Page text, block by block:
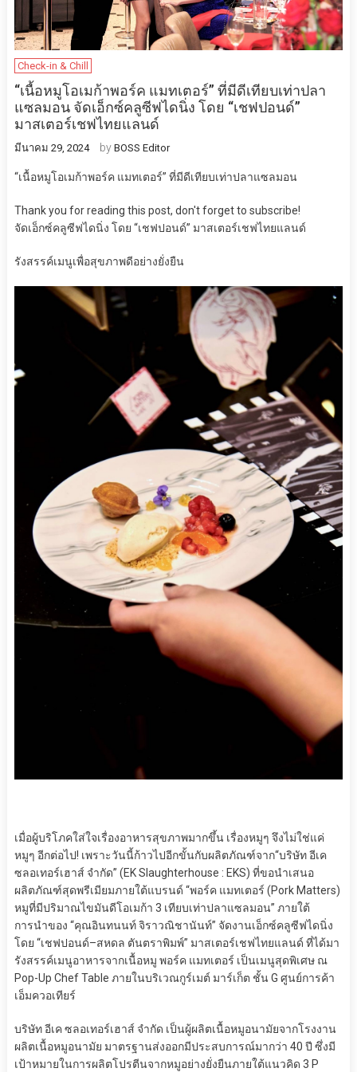
Check-in & Chill
“เนื้อหมูโอเมก้าพอร์ค แมทเตอร์” ที่มีดีเทียบเท่าปลา
แซลมอน จัดเอ็กซ์คลูซีฟไดนิ่ง โดย “เชฟปอนด์”
มาสเตอร์เชฟไทยแลนด์
มีนาคม 29, 2024 by BOSS Editor
“เนื้อหมูโอเมก้าพอร์ค แมทเตอร์” ที่มีดีเทียบเท่าปลาแซลมอน
Thank you for reading this post, don't forget to subscribe!
จัดเอ็กซ์คลูซีฟไดนิ่ง โดย “เชฟปอนด์” มาสเตอร์เชฟไทยแลนด์
รังสรรค์เมนูเพื่อสุขภาพดีอย่างยั่งยืน
เมื่อผู้บริโภคใส่ใจเรื่องอาหารสุขภาพมากขึ้น เรื่องหมูๆ จึงไม่ใช่แค่
หมูๆ อีกต่อไป! เพราะวันนี้ก้าวไปอีกขั้นกับผลิตภัณฑ์จาก“บริษัท อีเค
ซลอเทอร์เฮาส์ จำกัด” (EK Slaughterhouse : EKS) ที่ขอนำเสนอ
ผลิตภัณฑ์สุดพรีเมียมภายใต้แบรนด์ “พอร์ค แมทเตอร์ (Pork Matters)
หมูที่มีปริมาณไขมันดีโอเมก้า 3 เทียบเท่าปลาแซลมอน” ภายใต้
การนำของ “คุณอินทนนท์ จิราวณิชานันท์” จัดงานเอ็กซ์คลูซีฟไดนิ่ง
โดย “เชฟปอนด์–สหดล ตันตราพิมพ์” มาสเตอร์เชฟไทยแลนด์ ที่ได้มา
รังสรรค์เมนูอาหารจากเนื้อหมู พอร์ค แมทเตอร์ เป็นเมนูสุดพิเศษ ณ
Pop-Up Chef Table ภายในบริเวณกูร์เมต์ มาร์เก็ต ชั้นG ศูนย์การค้า
เอ็มควอเทียร์
บริษัท อีเคซลอเทอร์เฮาส์ จำกัด เป็นผู้ผลิตเนื้อหมูอนามัยจากโรงงาน
ผลิตเนื้อหมูอนามัย มาตรฐานส่งออกมีประสบการณ์มากว่า 40 ปี ซึ่งมี
เป้าหมายในการผลิตโปรตีนจากหมูอย่างยั่งยืนภายใต้แนวคิด 3 P